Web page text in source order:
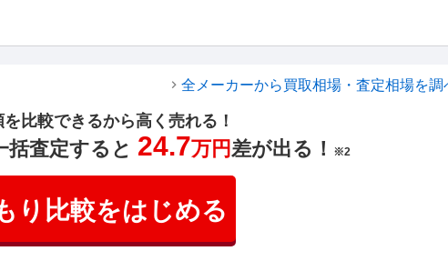
全メーカーから買取相場・査定相場を調
比較できるから高く売れる！
査定すると 24.7万円差が出る！ ※2
り比較をはじめる